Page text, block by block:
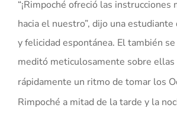
“¡Rimpoché ofreció las
hacia el nuestro”, dijo una
y felicidad espontánea. El también
meditó meticulosamente sobre ellas
rápidamente un ritmo de tomar los
Rimpoché a mitad de la tarde y la